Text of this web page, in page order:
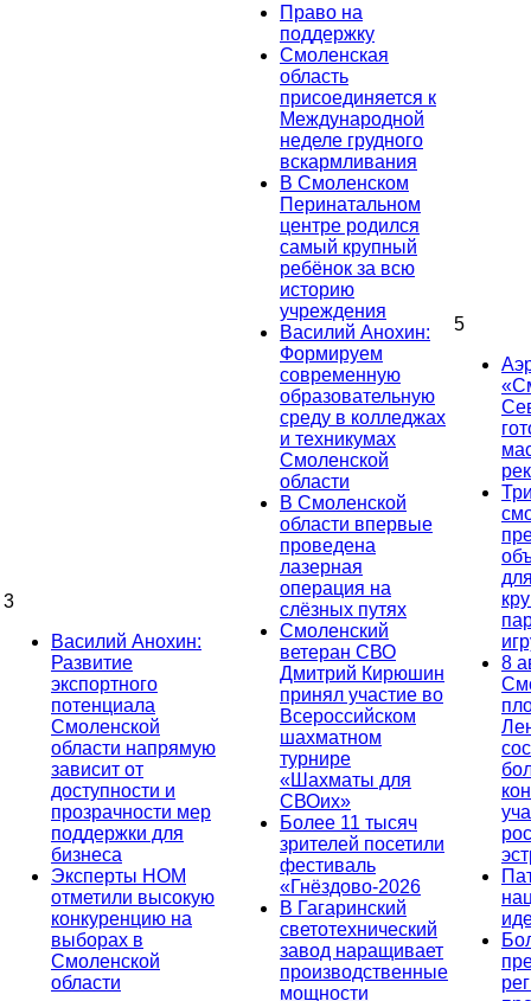
3
Василий Анохин:
Развитие
экспортного
потенциала
Смоленской
области напрямую
зависит от
доступности и
прозрачности мер
поддержки для
бизнеса
Эксперты НОМ
отметили высокую
конкуренцию на
выборах в
Смоленской
области
Право на
поддержку
Смоленская
область
присоединяется к
Международной
неделе грудного
вскармливания
В Смоленском
Перинатальном
центре родился
самый крупный
ребёнок за всю
историю
учреждения
Василий Анохин:
Формируем
современную
образовательную
среду в колледжах
и техникумах
Смоленской
области
В Смоленской
области впервые
проведена
лазерная
операция на
слёзных путях
Смоленский
ветеран СВО
Дмитрий Кирюшин
принял участие во
Всероссийском
шахматном
турнире
«Шахматы для
СВОих»
Более 11 тысяч
зрителей посетили
фестиваль
«Гнёздово-2026
В Гагаринский
светотехнический
завод наращивает
производственные
мощности
5
8